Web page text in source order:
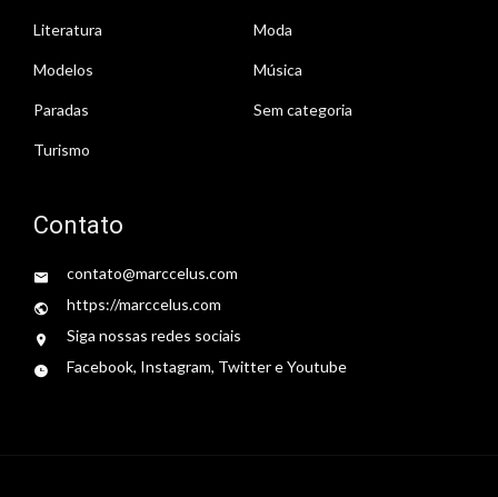
Literatura Moda
Modelos Música
Paradas Sem categoria
Turismo
Contato
contato@marccelus.com
https://marccelus.com
Siga nossas redes sociais
Facebook, Instagram, Twitter e Youtube